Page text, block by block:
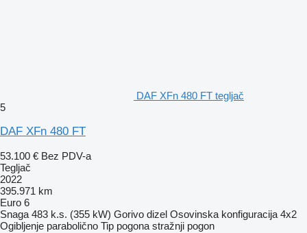
DAF XFn 480 FT tegljač
5
DAF XFn 480 FT
53.100 € Bez PDV-a
Tegljač
2022
395.971 km
Euro 6
Snaga 483 k.s. (355 kW) Gorivo dizel Osovinska konfiguracija 4x2
Ogibljenje parabolično Tip pogona stražnji pogon